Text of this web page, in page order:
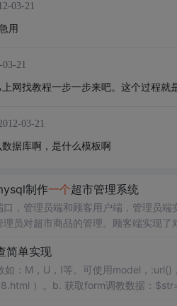
03-21
用
03-21
网找教程一步一步来吧。这个过程就
03-21
据库啊，是什么模板啊
制作一个超市管理系统
，管理员端和顾客用户端，管理员端
员对超市商品的管理。顾客端实现了
简单实现
如：M，U，I等。可使用model，
）。b. 获取form调教数据：